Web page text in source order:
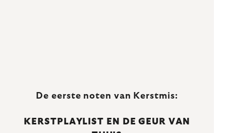
De eerste noten van Kerstmis:
KERSTPLAYLIST EN DE GEUR VAN